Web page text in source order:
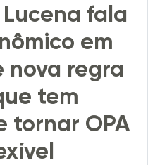
fala
em
nova regra
tem
tornar OPA